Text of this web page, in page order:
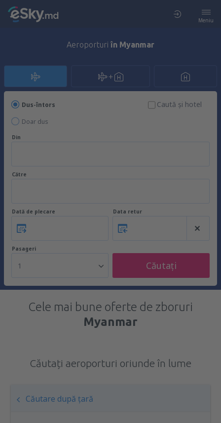
Meniu
Aeroporturi în Myanmar
Dus-întors
Doar dus
Caută şi hotel
Din
Către
Dată de plecare Data retur
Pasageri
1 Căutați
Cele mai bune oferte de zboruri
Myanmar
Căutați aeroporturi oriunde în lume
Căutare după țară